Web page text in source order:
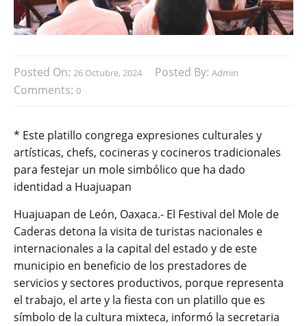
Posted On: 26 Octubre, 2024 Posted By: Admin
Comments: 0
* Este platillo congrega expresiones culturales y
artísticas, chefs, cocineras y cocineros tradicionales
para festejar un mole simbólico que ha dado
identidad a Huajuapan
Huajuapan de León, Oaxaca.- El Festival del Mole de
Caderas detona la visita de turistas nacionales e
internacionales a la capital del estado y de este
municipio en beneficio de los prestadores de
servicios y sectores productivos, porque representa
el trabajo, el arte y la fiesta con un platillo que es
símbolo de la cultura mixteca, informó la secretaria